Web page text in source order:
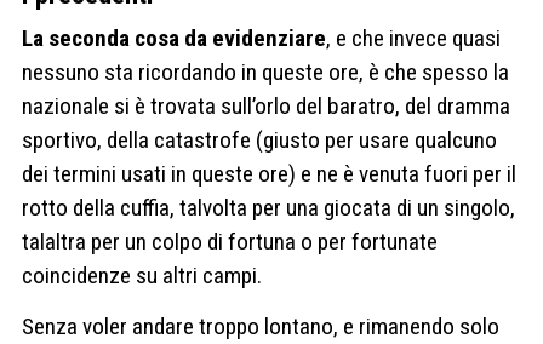
La seconda cosa da evidenziare, e che invece quasi
nessuno sta ricordando in queste ore, è che spesso la
nazionale si è trovata sull’orlo del baratro, del dramma
sportivo, della catastrofe (giusto per usare qualcuno
dei termini usati in queste ore) e ne è venuta fuori per il
rotto della cuffia, talvolta per una giocata di un singolo,
talaltra per un colpo di fortuna o per fortunate
coincidenze su altri campi.
Senza voler andare troppo lontano, e rimanendo solo